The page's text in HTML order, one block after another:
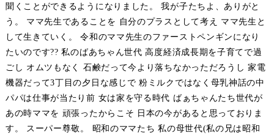
聞くことができるようになりました。 我が子たちよ、ありがと
う。 ママ先生であることを 自分のプラスとして考え ママ先生と
して生きていく。 令和のママ先生のファーストペンギンになり
たいのです?? 私のばあちゃん世代 高度経済成長期を子育てで過
ごし オムツもなく 石鹸だって今より落ちなかっただろうし 家電
機器だって3丁目の夕日な感じで 粉ミルクではなく母乳神話の中
パパは仕事が当たり前 女は家を守る時代 ばぁちゃんたち世代が
あの時ママを 頑張ったからこそ 日本の今があると思っておりま
す。 スーパー尊敬。 昭和のママたち 私の母世代(私の兄は昭和